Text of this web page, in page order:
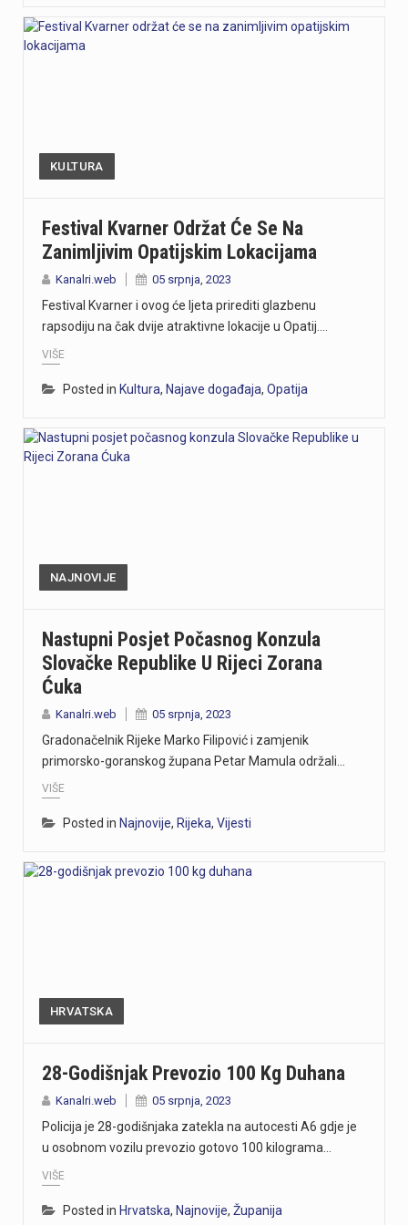
KULTURA
Festival Kvarner Održat Će Se Na
Zanimljivim Opatijskim Lokacijama
Kanalri.web 05 srpnja, 2023
Festival Kvarner i ovog će ljeta prirediti glazbenu
rapsodiju na čak dvije atraktivne lokacije u Opatij.…
VIŠE
Posted in Kultura, Najave događaja, Opatija
NAJNOVIJE
Nastupni Posjet Počasnog Konzula
Slovačke Republike U Rijeci Zorana
Ćuka
Kanalri.web 05 srpnja, 2023
Gradonačelnik Rijeke Marko Filipović i zamjenik
primorsko-goranskog župana Petar Mamula održali…
VIŠE
Posted in Najnovije, Rijeka, Vijesti
HRVATSKA
28-Godišnjak Prevozio 100 Kg Duhana
Kanalri.web 05 srpnja, 2023
Policija je 28-godišnjaka zatekla na autocesti A6 gdje je
u osobnom vozilu prevozio gotovo 100 kilograma…
VIŠE
Posted in Hrvatska, Najnovije, Županija